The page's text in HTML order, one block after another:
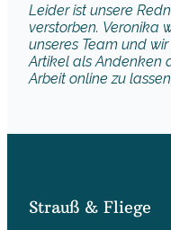
Leider ist unsere
verstorben. Veronika
unseres Team und
Artikel als Andenken
Arbeit online zu
Strauß & Fliege